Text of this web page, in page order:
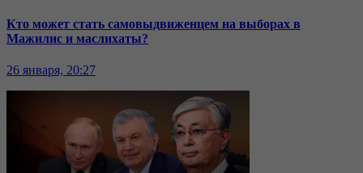
Кто может стать самовыдвиженцем на выборах в
Мажилис и маслихаты?
26 января, 20:27